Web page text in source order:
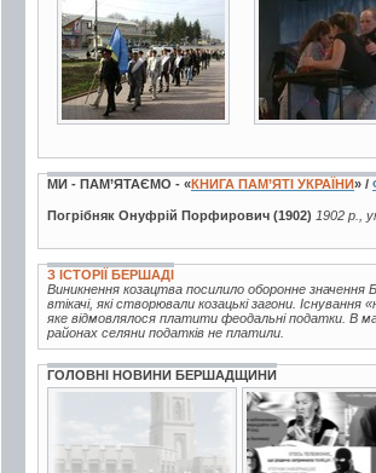
3 фото 5 фото
МИ - ПАМ’ЯТАЄМО - «КНИГА ПАМ’ЯТІ УКРАЇНИ» /
Погрібняк Онуфрій Порфирович (1902) 1902 р.,
З ІСТОРІЇ БЕРШАДІ
Виникнення козацтва посилило оборонне значення
втікачі, які створювали козацькі загони.
яке відмовлялося платити феодальні податки. В
районах селяни податків не платили.
ГОЛОВНІ НОВИНИ БЕРШАДЩИНИ